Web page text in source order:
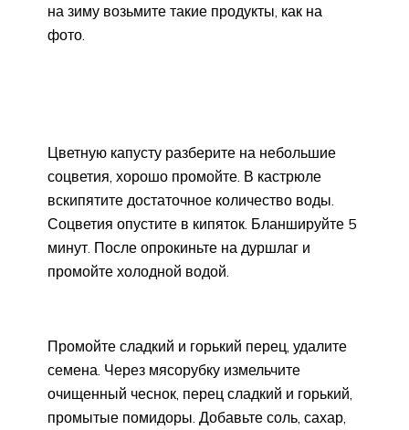
на зиму возьмите такие продукты, как на
фото.
Цветную капусту разберите на небольшие
соцветия, хорошо промойте. В кастрюле
вскипятите достаточное количество воды.
Соцветия опустите в кипяток. Бланшируйте 5
минут. После опрокиньте на дуршлаг и
промойте холодной водой.
Промойте сладкий и горький перец, удалите
семена. Через мясорубку измельчите
очищенный чеснок, перец сладкий и горький,
промытые помидоры. Добавьте соль, сахар,